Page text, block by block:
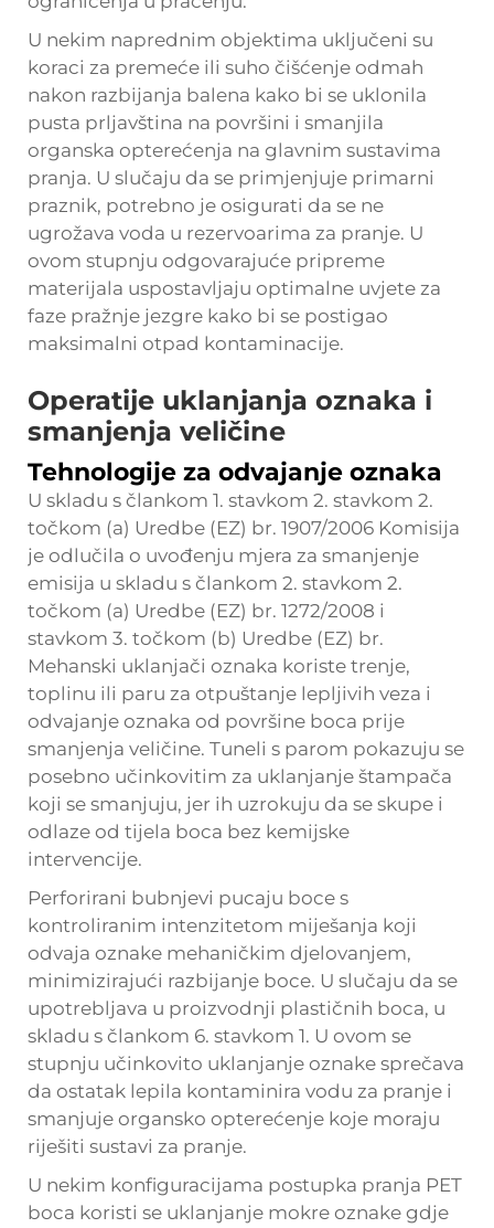
U nekim naprednim objektima uključeni su
koraci za premeće ili suho čišćenje odmah
nakon razbijanja balena kako bi se uklonila
pusta prljavština na površini i smanjila
organska opterećenja na glavnim sustavima
pranja. U slučaju da se primjenjuje primarni
praznik, potrebno je osigurati da se ne
ugrožava voda u rezervoarima za pranje. U
ovom stupnju odgovarajuće pripreme
materijala uspostavljaju optimalne uvjete za
faze pražnje jezgre kako bi se postigao
maksimalni otpad kontaminacije.
Operatije uklanjanja oznaka i
smanjenja veličine
Tehnologije za odvajanje oznaka
U skladu s člankom 1. stavkom 2. stavkom 2.
točkom (a) Uredbe (EZ) br. 1907/2006 Komisija
je odlučila o uvođenju mjera za smanjenje
emisija u skladu s člankom 2. stavkom 2.
točkom (a) Uredbe (EZ) br. 1272/2008 i
stavkom 3. točkom (b) Uredbe (EZ) br.
Mehanski uklanjači oznaka koriste trenje,
toplinu ili paru za otpuštanje lepljivih veza i
odvajanje oznaka od površine boca prije
smanjenja veličine. Tuneli s parom pokazuju se
posebno učinkovitim za uklanjanje štampača
koji se smanjuju, jer ih uzrokuju da se skupe i
odlaze od tijela boca bez kemijske
intervencije.
Perforirani bubnjevi pucaju boce s
kontroliranim intenzitetom miješanja koji
odvaja oznake mehaničkim djelovanjem,
minimizirajući razbijanje boce. U slučaju da se
upotrebljava u proizvodnji plastičnih boca, u
skladu s člankom 6. stavkom 1. U ovom se
stupnju učinkovito uklanjanje oznake sprečava
da ostatak lepila kontaminira vodu za pranje i
smanjuje organsko opterećenje koje moraju
riješiti sustavi za pranje.
U nekim konfiguracijama postupka pranja PET
boca koristi se uklanjanje mokre oznake gdje